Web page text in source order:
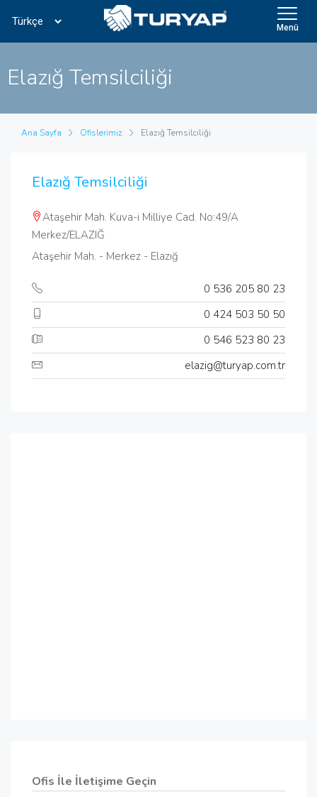
Menü
Elazığ Temsilciliği
Ana Sayfa Ofislerimiz Elazığ Temsilciliği
Elazığ Temsilciliği
Ataşehir Mah. Kuva-i Milliye Cad. No:49/A
Merkez/ELAZIĞ
Ataşehir Mah. - Merkez - Elazığ
0 536 205 80 23
0 424 503 50 50
0 546 523 80 23
elazig@turyap.com.tr
Ofis İle İletişime Geçin